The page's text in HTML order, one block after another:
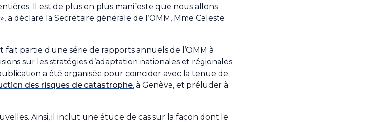
Il est de plus en plus manifeste que nous allons
déclaré la Secrétaire générale de l’OMM, Mme Celeste
partie d’une série de rapports annuels de l’OMM à
sur les stratégies d’adaptation nationales et régionales
a été organisée pour coïncider avec la tenue de
des risques de catastrophe, à Genève, et préluder à
Ainsi, il inclut une étude de cas sur la façon dont le